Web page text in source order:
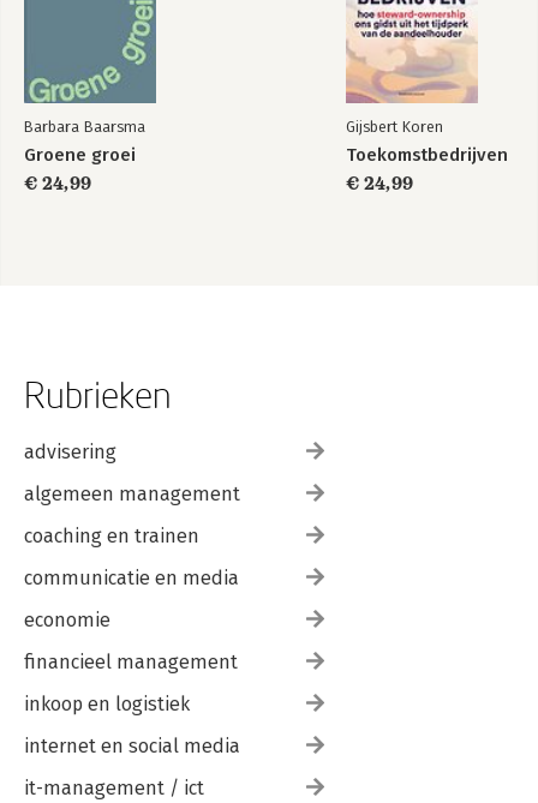
Barbara Baarsma
Groene groei
€ 24,99
Gijsbert Koren
Toekomstbedrijven
€ 24,99
Rubrieken
advisering
algemeen management
coaching en trainen
communicatie en media
economie
financieel management
inkoop en logistiek
internet en social media
it-management / ict